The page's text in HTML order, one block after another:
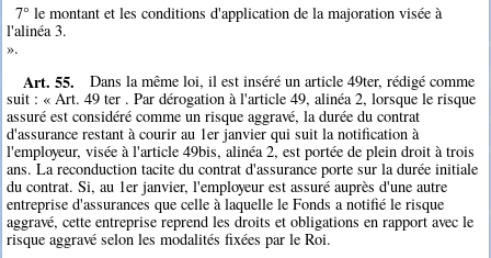
7° le montant et les conditions d'application de la majoration visée à
l'alinéa 3.
».
Art. 55.
Dans la même loi, il est inséré un article 49ter, rédigé comme
suit : « Art. 49 ter . Par dérogation à l'article 49, alinéa 2, lorsque le risque
assuré est considéré comme un risque aggravé, la durée du contrat
d'assurance restant à courir au 1er janvier qui suit la notification à
l'employeur, visée à l'article 49bis, alinéa 2, est portée de plein droit à trois
ans. La reconduction tacite du contrat d'assurance porte sur la durée initiale
du contrat. Si, au 1er janvier, l'employeur est assuré auprès d'une autre
entreprise d'assurances que celle à laquelle le Fonds a notifié le risque
aggravé, cette entreprise reprend les droits et obligations en rapport avec le
risque aggravé selon les modalités fixées par le Roi.